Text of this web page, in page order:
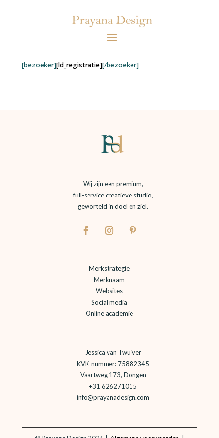
[bezoeker][ld_registratie][/bezoeker]
Wij zijn een premium,
full-service creatieve studio,
geworteld in doel en ziel.
Merkstrategie
Merknaam
Websites
Social media
Online academie
Jessica van Twuiver
KVK-nummer: 75882345
Vaartweg 173, Dongen
+31 626271015
info@prayanadesign.com